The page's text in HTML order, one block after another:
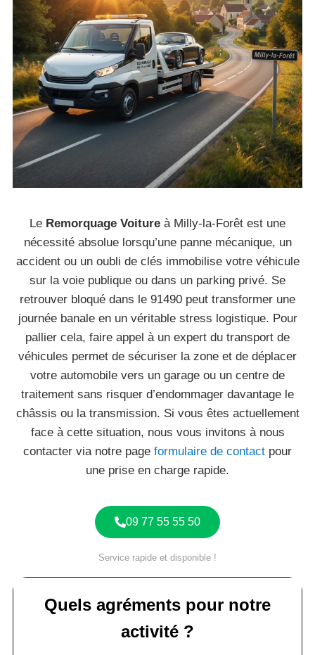
Le Remorquage Voiture à Milly-la-Forêt est une
nécessité absolue lorsqu’une panne mécanique, un
accident ou un oubli de clés immobilise votre véhicule
sur la voie publique ou dans un parking privé. Se
retrouver bloqué dans le 91490 peut transformer une
journée banale en un véritable stress logistique. Pour
pallier cela, faire appel à un expert du transport de
véhicules permet de sécuriser la zone et de déplacer
votre automobile vers un garage ou un centre de
traitement sans risquer d’endommager davantage le
châssis ou la transmission. Si vous êtes actuellement
face à cette situation, nous vous invitons à nous
contacter via notre page formulaire de contact pour
une prise en charge rapide.
09 77 55 55 50
Service rapide et disponible !
Quels agréments pour notre
activité ?